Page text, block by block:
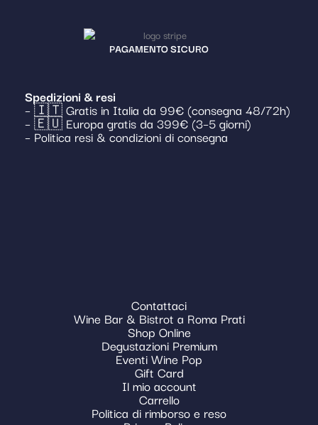
PAGAMENTO SICURO
Spedizioni & resi
– 🇮🇹 Gratis in Italia da 99€ (consegna 48/72h)
– 🇪🇺 Europa gratis da 399€ (3–5 giorni)
– Politica resi & condizioni di consegna
Contattaci
Wine Bar & Bistrot a Roma Prati
Shop Online
Degustazioni Premium
Eventi Wine Pop
Gift Card
Il mio account
Carrello
Politica di rimborso e reso